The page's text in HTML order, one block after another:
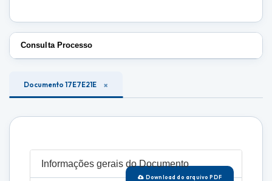
Consulta Processo
Documento 17E7E21E
Informações gerais do Documento
Download do arquivo PDF